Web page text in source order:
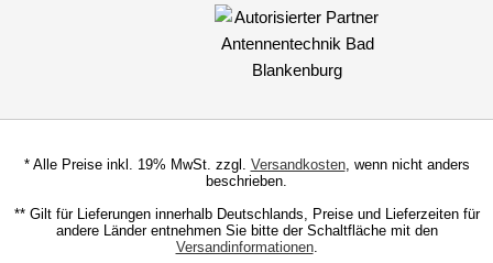
* Alle Preise inkl. 19% MwSt. zzgl. Versandkosten, wenn nicht anders
beschrieben.
** Gilt für Lieferungen innerhalb Deutschlands, Preise und Lieferzeiten für
andere Länder entnehmen Sie bitte der Schaltfläche mit den
Versandinformationen.